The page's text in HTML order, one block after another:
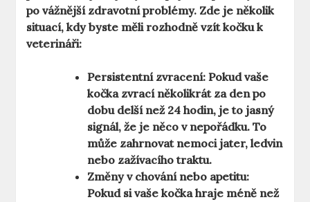
po vážnější zdravotní problémy. Zde je několik
situací, kdy byste měli rozhodně vzít kočku k
veterináři:
Persistentní zvracení: Pokud vaše
kočka zvrací několikrát za den po
dobu delší než 24 hodin, je to jasný
signál, že je něco v nepořádku. To
může zahrnovat nemoci jater, ledvin
nebo zažívacího traktu.
Změny v chování nebo apetitu:
Pokud si vaše kočka hraje méně než